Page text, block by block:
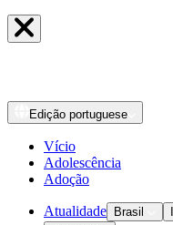
Edição portuguese
Vício
Adolescência
Adoção
Atualidade Brasil